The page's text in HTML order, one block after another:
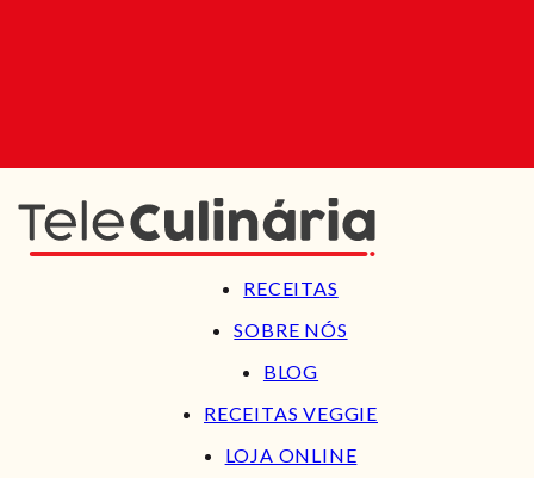
RECEITAS
SOBRE NÓS
BLOG
RECEITAS VEGGIE
LOJA ONLINE